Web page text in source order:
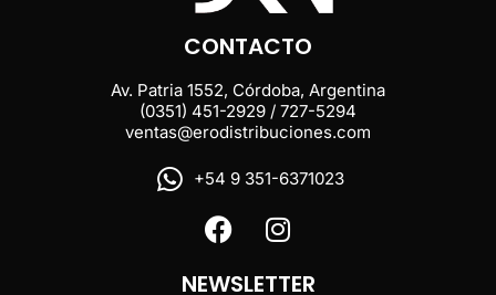
CONTACTO
Av. Patria 1552, Córdoba, Argentina
(0351) 451-2929 / 727-5294
ventas@erodistribuciones.com
+54 9 351-6371023
NEWSLETTER